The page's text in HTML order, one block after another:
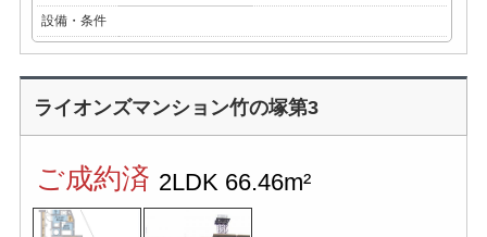
設備・条件
ライオンズマンション竹の塚第3
ご成約済 2LDK 66.46m²